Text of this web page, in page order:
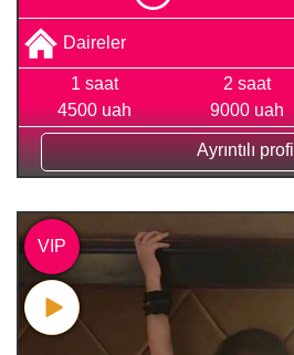
Daireler
1 saat
4500 uah
2 saat
9000 uah
Ayrıntılı profil
VIP